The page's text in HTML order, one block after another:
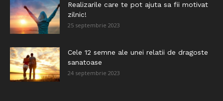
Realizarile care te pot ajuta sa fii motivat
zilnic!
25 septembrie 2023
Cele 12 semne ale unei relatii de dragoste
sanatoase
24 septembrie 2023